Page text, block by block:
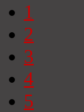
1
2
3
4
5